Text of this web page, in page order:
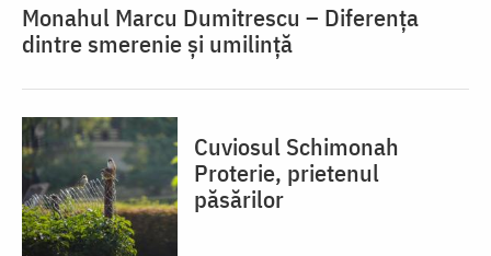
Monahul Marcu Dumitrescu – Diferența
dintre smerenie și umilință
Cuviosul Schimonah
Proterie, prietenul
păsărilor